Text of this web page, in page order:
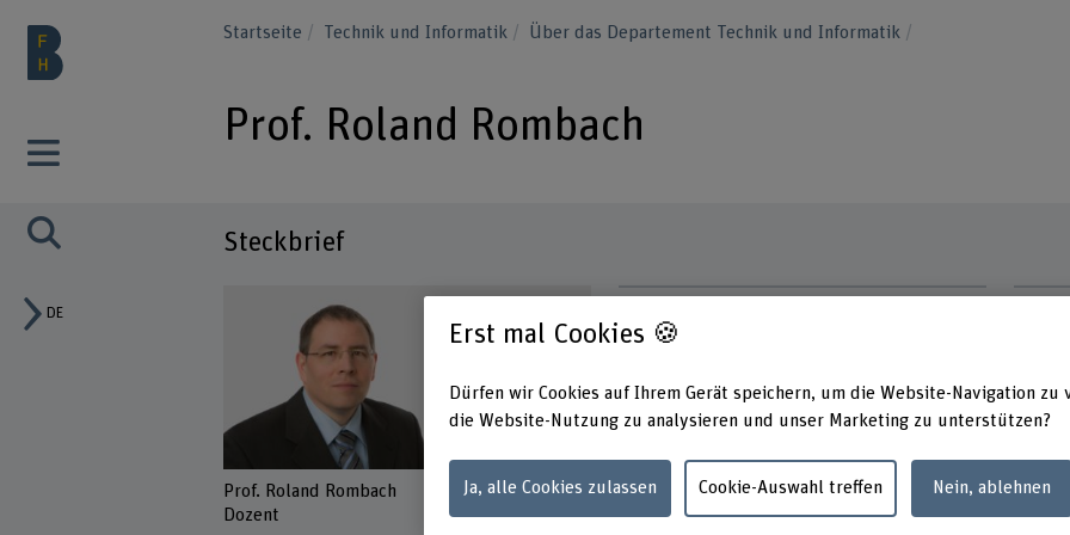
DE
Startseite Technik und Informatik Über das Departement Technik und Informatik
Prof. Roland Rombach
Steckbrief
Prof. Roland Rombach
Dozent
+41 34 426 42 52
E-Mail anzeigen
Freitag
Berner
Erst mal Cookies 🍪
Dürfen wir Cookies auf Ihrem Gerät speichern, um die Website-Navigation zu
die Website-Nutzung zu analysieren und unser Marketing zu unterstützen?
Ja, alle Cookies zulassen Cookie-Auswahl treffen Nein, ablehnen